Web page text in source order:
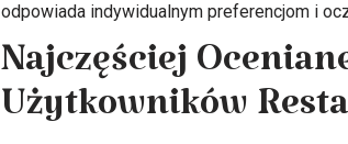
odpowiada indywidualnym preferencjom i
Najczęściej
Użytkowników